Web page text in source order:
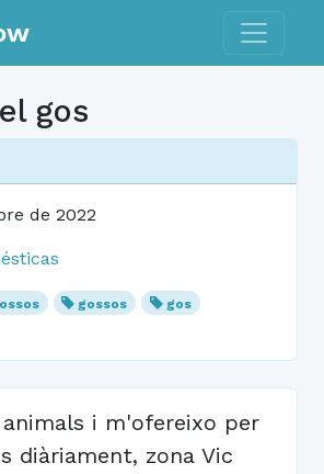
Toggle
gos
de 2022
gossos
gos
i m'ofereixo per
diàriament, zona Vic